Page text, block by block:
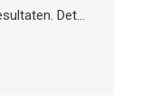
Det…